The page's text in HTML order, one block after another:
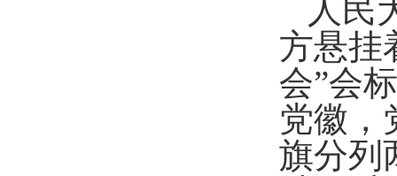
人民
方悬挂
会”会
党徽，
旗分列